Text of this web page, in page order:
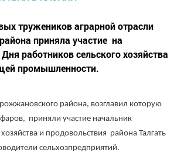
тружеников аграрной отрасли
приняла участие на
работников сельского хозяйства
промышленности.
района, возглавил которую
приняли участие начальник
и продовольствия района Талгать
сельхозпредприятий.